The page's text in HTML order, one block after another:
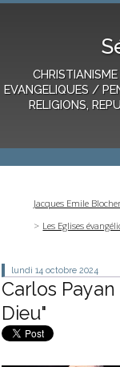
EVANGELIQUES /
RELIGIONS,
Jacques Emile
Les Eglises
lundi 14 octobre 2024
Carlos
Dieu"